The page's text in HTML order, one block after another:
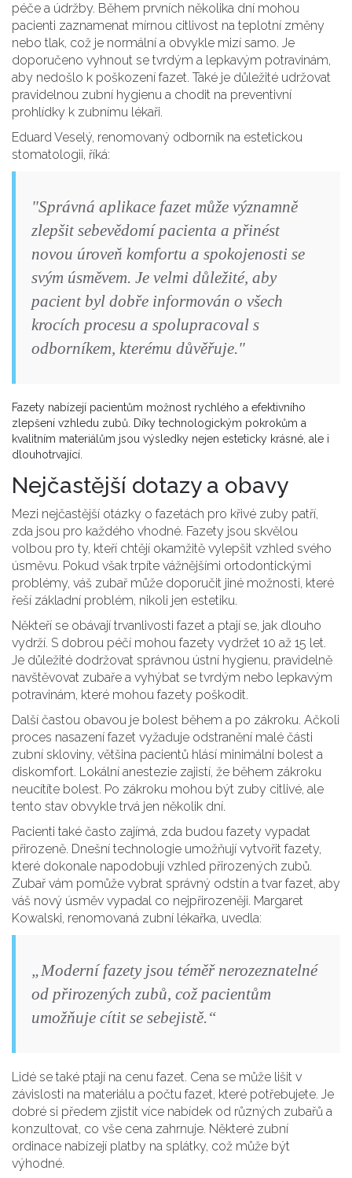
péče a údržby. Během prvních několika dní mohou
pacienti zaznamenat mírnou citlivost na teplotní změny
nebo tlak, což je normální a obvykle mizí samo. Je
doporučeno vyhnout se tvrdým a lepkavým potravinám,
aby nedošlo k poškození fazet. Také je důležité udržovat
pravidelnou zubní hygienu a chodit na preventivní
prohlídky k zubnímu lékaři.
Eduard Veselý, renomovaný odborník na estetickou
stomatologii, říká:
"Správná aplikace fazet může významně
zlepšit sebevědomí pacienta a přinést
novou úroveň komfortu a spokojenosti se
svým úsměvem. Je velmi důležité, aby
pacient byl dobře informován o všech
krocích procesu a spolupracoval s
odborníkem, kterému důvěřuje."
Fazety nabízejí pacientům možnost rychlého a efektivního
zlepšení vzhledu zubů. Díky technologickým pokrokům a
kvalitním materiálům jsou výsledky nejen esteticky krásné, ale i
dlouhotrvající.
Nejčastější dotazy a obavy
Mezi nejčastější otázky o fazetách pro křivé zuby patří,
zda jsou pro každého vhodné. Fazety jsou skvělou
volbou pro ty, kteří chtějí okamžitě vylepšit vzhled svého
úsměvu. Pokud však trpíte vážnějšími ortodontickými
problémy, váš zubař může doporučit jiné možnosti, které
řeší základní problém, nikoli jen estetiku.
Někteří se obávají trvanlivosti fazet a ptají se, jak dlouho
vydrží. S dobrou péčí mohou fazety vydržet 10 až 15 let.
Je důležité dodržovat správnou ústní hygienu, pravidelně
navštěvovat zubaře a vyhýbat se tvrdým nebo lepkavým
potravinám, které mohou fazety poškodit.
Další častou obavou je bolest během a po zákroku. Ačkoli
proces nasazení fazet vyžaduje odstranění malé části
zubní skloviny, většina pacientů hlásí minimální bolest a
diskomfort. Lokální anestezie zajistí, že během zákroku
neucítíte bolest. Po zákroku mohou být zuby citlivé, ale
tento stav obvykle trvá jen několik dní.
Pacienti také často zajímá, zda budou fazety vypadat
přirozeně. Dnešní technologie umožňují vytvořit fazety,
které dokonale napodobují vzhled přirozených zubů.
Zubař vám pomůže vybrat správný odstín a tvar fazet, aby
váš nový úsměv vypadal co nejpřirozeněji. Margaret
Kowalski, renomovaná zubní lékařka, uvedla:
„Moderní fazety jsou téměř nerozeznatelné
od přirozených zubů, což pacientům
umožňuje cítit se sebejistě.“
Lidé se také ptají na cenu fazet. Cena se může lišit v
závislosti na materiálu a počtu fazet, které potřebujete. Je
dobré si předem zjistit více nabídek od různých zubařů a
konzultovat, co vše cena zahrnuje. Některé zubní
ordinace nabízejí platby na splátky, což může být
výhodné.